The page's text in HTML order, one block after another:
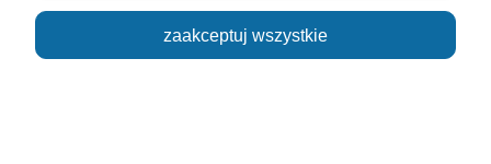
zaakceptuj wszystkie